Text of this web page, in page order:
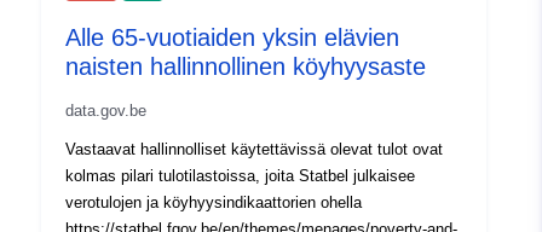
Alueellinen: Koordinaatit: [ [ 2.54, 50.85 ],
[ 6.41, 50.85 ], [ 6.41, 49.49 ],
Tyyppi: Polygon
Tunnisteet: 831120-5
Alle 65-vuotiaiden yksin elävien
naisten hallinnollinen köyhyysaste
data.gov.be
Vastaavat hallinnolliset käytettävissä olevat tulot ovat
kolmas pilari tulotilastoissa, joita Statbel julkaisee
verotulojen ja köyhyysindikaattorien ohella